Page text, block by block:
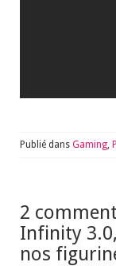
Publié dans Gaming
2
Infinity
nos